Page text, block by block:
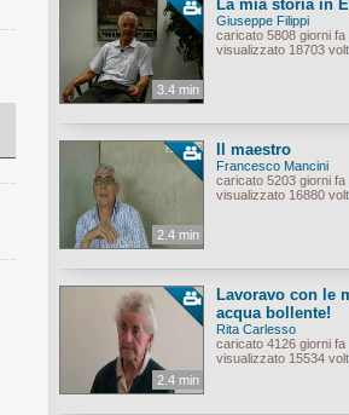
3.4 min
La mia storia in
Giuseppe Filippi
caricato 5808 giorni fa
visualizzato 18703
2.4 min
Il maestro
Francesco Mancini
caricato 5203 giorni fa
visualizzato 16880
2.4 min
Lavoravo con le
acqua bollente!
Rita Carlesso
caricato 4126 giorni fa
visualizzato 15534